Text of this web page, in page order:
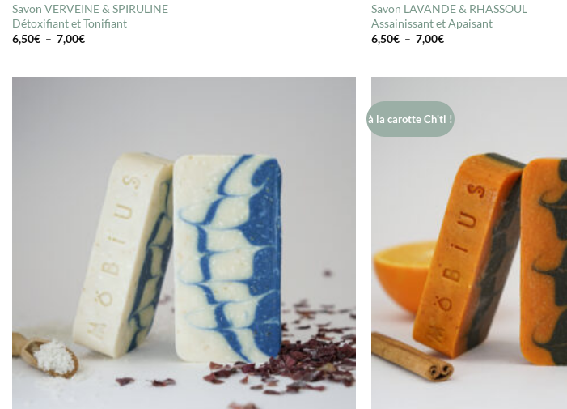
Savon VERVEINE & SPIRULINE
Détoxifiant et Tonifiant
6,50€ – 7,00€Plage
Savon LAVANDE & RHASSOUL
Assainissant et Apaisant
6,50€ – 7,00€Plage
à la carotte Ch'ti !